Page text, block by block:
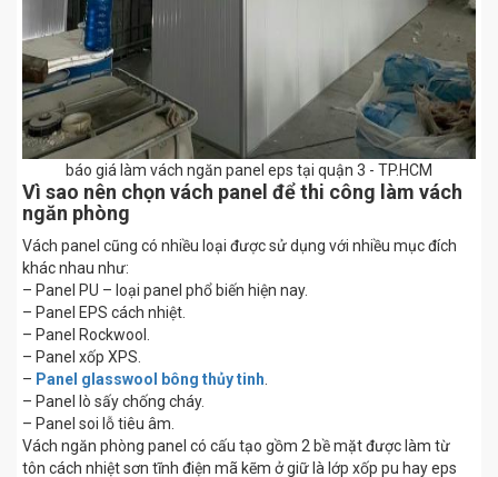
báo giá làm vách ngăn panel eps tại quận 3 - TP.HCM
Vì sao nên chọn vách panel để thi công làm vách
ngăn phòng
Vách panel cũng có nhiều loại được sử dụng với nhiều mục đích
khác nhau như:
– Panel PU – loại panel phổ biến hiện nay.
– Panel EPS cách nhiệt.
– Panel Rockwool.
– Panel xốp XPS.
– Panel glasswool bông thủy tinh
– Panel lò sấy chống cháy.
– Panel soi lỗ tiêu âm.
Vách ngăn phòng panel có cấu tạo gồm 2 bề mặt được làm từ
tôn cách nhiệt sơn tĩnh điện mã kẽm ở giữ là lớp xốp pu hay eps